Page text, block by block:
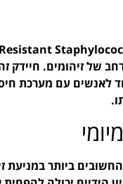
של זיהומים. חיידק
לאנשים עם מערכת